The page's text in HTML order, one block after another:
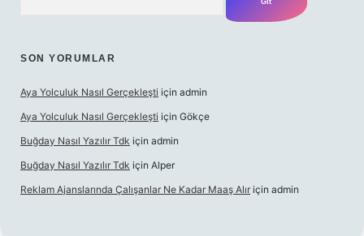
SON YORUMLAR
Aya Yolculuk Nasıl Gerçekleşti için admin
Aya Yolculuk Nasıl Gerçekleşti için Gökçe
Buğday Nasıl Yazılır Tdk için admin
Buğday Nasıl Yazılır Tdk için Alper
Reklam Ajanslarında Çalışanlar Ne Kadar Maaş Alır için admin